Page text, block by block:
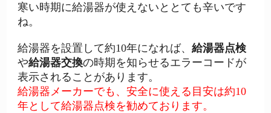
寒い時期に給湯器が使えないととても辛いです
ね。
給湯器を設置して約10年になれば、 給湯器点検
や給湯器交換の時期を知らせるエラーコードが
表示されることがあります。
給湯器メーカーでも、安全に使える目安は約10
年として給湯器点検を勧めております。